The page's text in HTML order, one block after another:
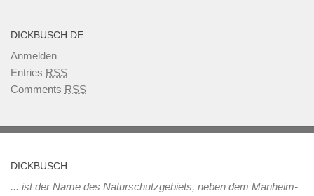
DICKBUSCH.DE
Anmelden
Entries RSS
Comments RSS
DICKBUSCH
... ist der Name des Naturschutzgebiets, neben dem Manheim-